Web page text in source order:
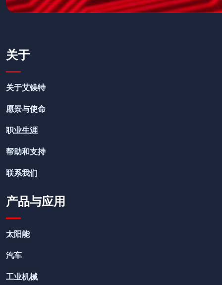
关于
关于艾镁特
愿景与使命
职业生涯
帮助和支持
联系我们
产品与应用
太阳能
汽车
工业机械